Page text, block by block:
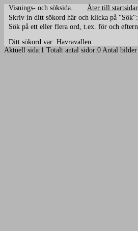
Visnings- och söksida. Åter till
Skriv in ditt sökord här och klicka på "Sök":
Sök på ett eller flera ord, t.ex. för och
Ditt sökord var: Havravallen
Aktuell sida:1 Totalt antal sidor:0 Antal